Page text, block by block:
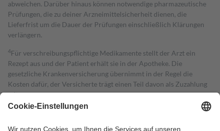
abweichen. Darüber hinaus können notwendige pharmazeutische
Prüfungen, die zu deiner Arzneimittelsicherheit dienen, die
Lieferfrist um die Dauer der Prüfungen einschließlich Klärungen
verlängern.
4Für verschreibungspflichtige Medikamente stellt der Arzt ein
Rezept aus und der Patient erhält sie in der Apotheke. Die
gesetzliche Krankenversicherung übernimmt in der Regel die
Kosten dafür, der Versicherte trägt einen Teil davon als Zuzahlung
mit.
Grundsätzlich leisten Mitglieder Zuzahlungen in Höhe von zehn
höchstens zehn Euro.
Es sind jedoch nie mehr als die tatsächlichen